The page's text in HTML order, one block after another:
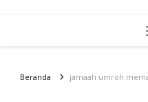
Beranda jamaah umroh